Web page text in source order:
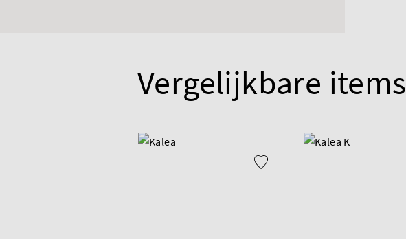
Vergelijkbare items